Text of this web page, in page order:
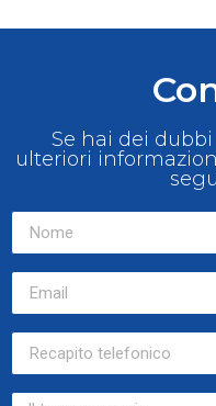
Se hai dei
ulteriori